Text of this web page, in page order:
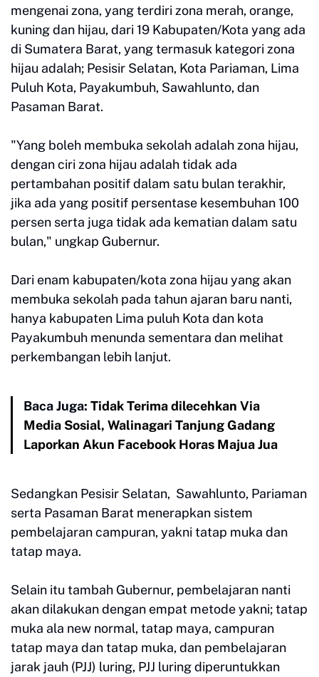
mengenai zona, yang terdiri zona merah, orange,
kuning dan hijau, dari 19 Kabupaten/Kota yang ada
di Sumatera Barat, yang termasuk kategori zona
hijau adalah; Pesisir Selatan, Kota Pariaman, Lima
Puluh Kota, Payakumbuh, Sawahlunto, dan
Pasaman Barat.
"Yang boleh membuka sekolah adalah zona hijau,
dengan ciri zona hijau adalah tidak ada
pertambahan positif dalam satu bulan terakhir,
jika ada yang positif persentase kesembuhan 100
persen serta juga tidak ada kematian dalam satu
bulan," ungkap Gubernur.
Dari enam kabupaten/kota zona hijau yang akan
membuka sekolah pada tahun ajaran baru nanti,
hanya kabupaten Lima puluh Kota dan kota
Payakumbuh menunda sementara dan melihat
perkembangan lebih lanjut.
Baca Juga: Tidak Terima dilecehkan Via
Media Sosial, Walinagari Tanjung Gadang
Laporkan Akun Facebook Horas Majua Jua
Sedangkan Pesisir Selatan, Sawahlunto, Pariaman
serta Pasaman Barat menerapkan sistem
pembelajaran campuran, yakni tatap muka dan
tatap maya.
Selain itu tambah Gubernur, pembelajaran nanti
akan dilakukan dengan empat metode yakni; tatap
muka ala new normal, tatap maya, campuran
tatap maya dan tatap muka, dan pembelajaran
jarak jauh (PJJ) luring, PJJ luring diperuntukkan